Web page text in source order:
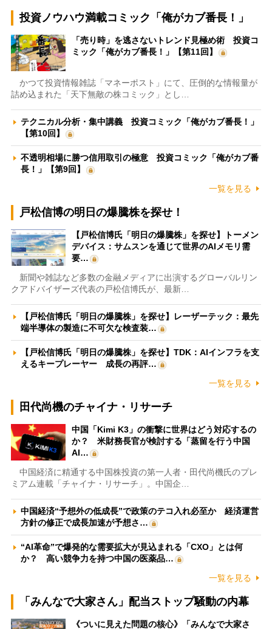
投資ノウハウ満載コミック「俺がカブ番長！」
「売り時」を逃さないトレンド見極め術 投資コ
ミック「俺がカブ番長！」【第11回】
かつて投資情報雑誌「マネーポスト」にて、圧倒的な情報量が
詰め込まれた「天下無敵の株コミック」とし…
テクニカル分析・集中講義 投資コミック「俺がカブ番長！」
【第10回】
不透明相場に勝つ信用取引の極意 投資コミック「俺がカブ番
長！」【第9回】
一覧を見る
戸松信博の明日の爆騰株を探せ！
【戸松信博氏「明日の爆騰株」を探せ】トーメン
デバイス：サムスンを通じて世界のAIメモリ需
要…
新聞や雑誌など多数の金融メディアに出演するグローバルリン
クアドバイザーズ代表の戸松信博氏が、最新…
【戸松信博氏「明日の爆騰株」を探せ】レーザーテック：最先
端半導体の製造に不可欠な検査装…
【戸松信博氏「明日の爆騰株」を探せ】TDK：AIインフラを支
えるキープレーヤー 成長の再評…
一覧を見る
田代尚機のチャイナ・リサーチ
中国「Kimi K3」の衝撃に世界はどう対応するの
か？ 米財務長官が検討する「蒸留を行う中国
AI…
中国経済に精通する中国株投資の第一人者・田代尚機氏のプレ
ミアム連載「チャイナ・リサーチ」。中国企…
中国経済“予想外の低成長”で政策のテコ入れ必至か 経済運営
方針の修正で成長加速が予想さ…
“AI革命”で爆発的な需要拡大が見込まれる「CXO」とは何
か？ 高い競争力を持つ中国の医薬品…
一覧を見る
「みんなで大家さん」配当ストップ騒動の内幕
《ついに見えた問題の核心》「みんなで大家さ